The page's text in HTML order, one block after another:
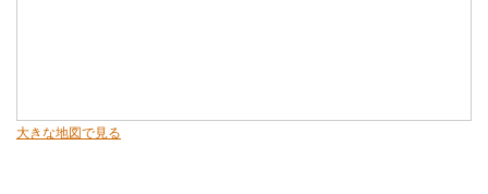
大きな地図で見る